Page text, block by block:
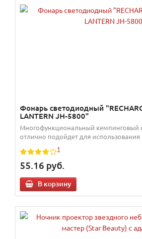
Фонарь светодиодный
LANTERN JH-5800"
Многофункциональный кемпинговый
отлично подойдет для использования
1
55.16 руб.
В корзину